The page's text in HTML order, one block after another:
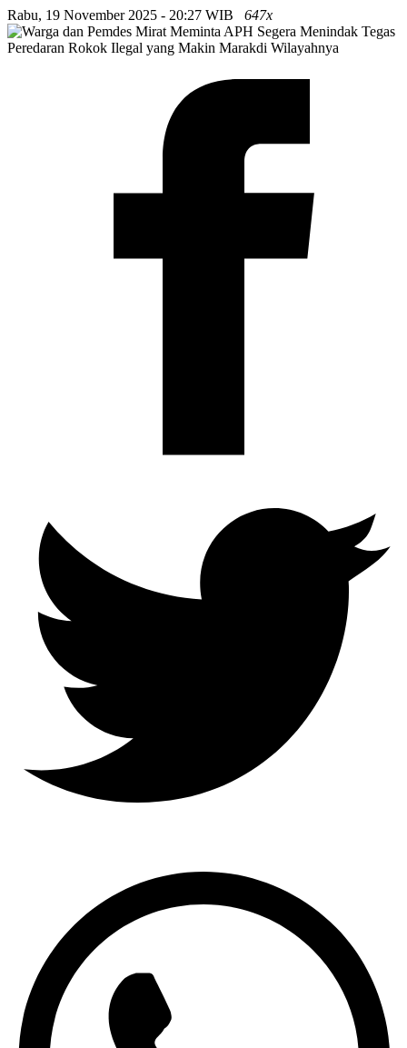
Rabu, 19 November 2025 - 20:27 WIB 647x